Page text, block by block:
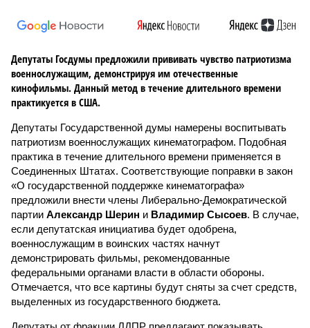
Депутаты Госдумы предложили прививать чувство патриотизма
военнослужащим, демонстрируя им отечественные
кинофильмы. Данный метод в течение длительного времени
практикуется в США.
Депутаты Государственной думы намерены воспитывать
патриотизм военнослужащих кинематографом. Подобная
практика в течение длительного времени применяется в
Соединенных Штатах. Соответствующие поправки в закон
«О государственной поддержке кинематографа»
предложили внести члены Либерально-Демократической
партии Александр Шерин и Владимир Сысоев. В случае,
если депутатская инициатива будет одобрена,
военнослужащим в воинских частях начнут
демонстрировать фильмы, рекомендованные
федеральными органами власти в области обороны.
Отмечается, что все картины будут сняты за счет средств,
выделенных из государственного бюджета.